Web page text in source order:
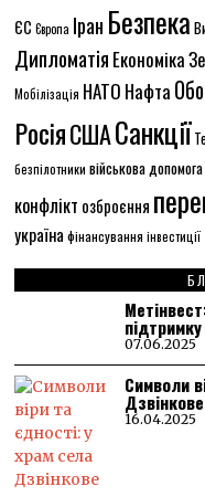
ЄС Європа Іран Безпека
Дипломатія Економіка
Мобілізація НАТО Нафта
РосіяСШАСанкції
безпілотники військова допомога
конфлікт озброєння
україна фінансування інвестиції
07.06.2025
Символи
16.04.2025